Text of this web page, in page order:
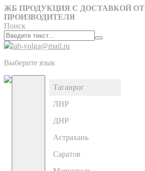
ЖБ ПРОДУКЦИЯ С ДОСТАВКОЙ ОТ
ПРОИЗВОДИТЕЛЯ
Поиск
lab-volga@mail.ru
Выберите язык
Таганрог
ЛНР
ДНР
Астрахань
Саратов